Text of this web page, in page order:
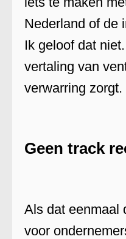
Nederland of de
Ik geloof dat
vertaling van
verwarring zorgt.
Geen track
Als dat eenmaal
voor